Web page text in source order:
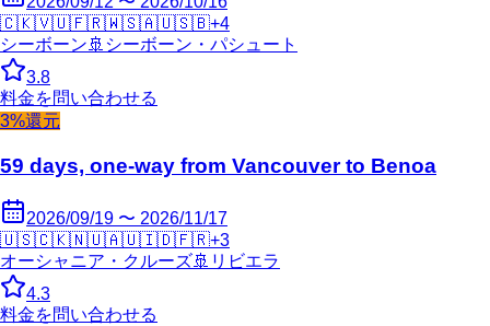
🇨🇰🇻🇺🇫🇷🇼🇸🇦🇺🇸🇧+4
シーボーン 🚢 シーボーン・パシュート
3.8
料金を問い合わせる
3%還元
59 days, one-way from Vancouver to Benoa
2026/09/19 〜 2026/11/17
🇺🇸🇨🇰🇳🇺🇦🇺🇮🇩🇫🇷+3
オーシャニア・クルーズ🚢 リビエラ
4.3
料金を問い合わせる